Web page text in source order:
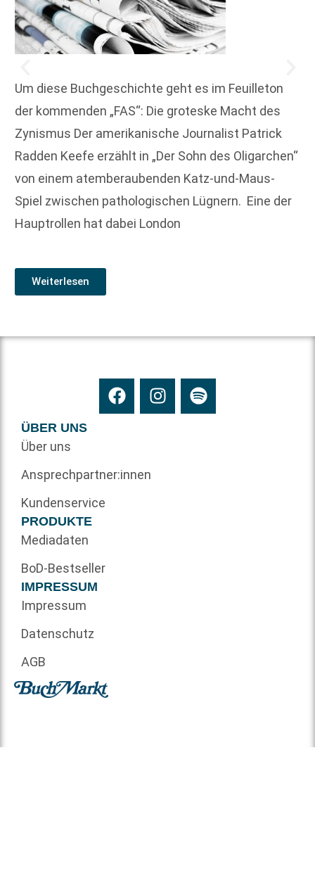
Um diese Buchgeschichte geht es im Feuilleton
der kommenden „FAS“: Die groteske Macht des
Zynismus Der amerikanische Journalist Patrick
Radden Keefe erzählt in „Der Sohn des Oligarchen“
von einem atemberaubenden Katz-und-Maus-
Spiel ­zwischen pathologischen Lügnern. Eine der
Hauptrollen hat dabei London
Weiterlesen
ÜBER UNS
Über uns
Ansprechpartner:innen
Kundenservice
PRODUKTE
Mediadaten
BoD-Bestseller
IMPRESSUM
Impressum
Datenschutz
AGB